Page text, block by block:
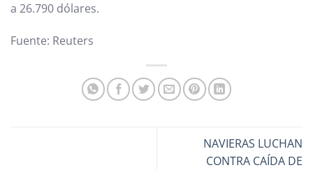
a 26.790 dólares.
Fuente: Reuters
NAVIERAS LUCHAN
CONTRA CAÍDA DE